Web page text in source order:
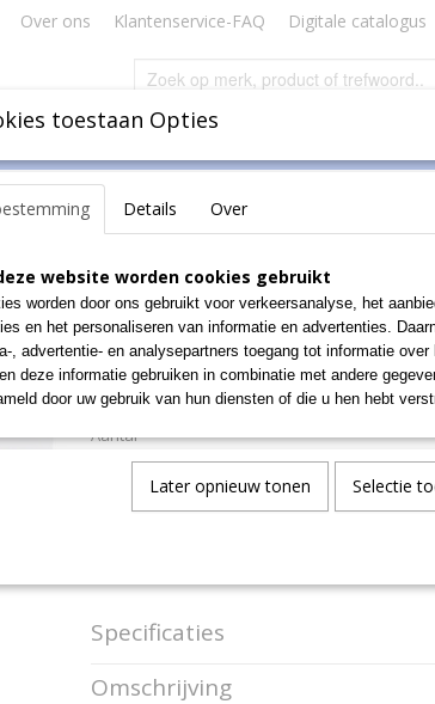
Over ons Klantenservice-FAQ Digitale catalogus
nitril small blauw doos van 100 stuks
Handschoenen
blauw doos van
€ 25,81
Aantal
Specificaties
Productcode
Omschrijving
toestaan Opties
Details Over
website worden cookies gebruikt
worden door ons gebruikt voor verkeersanalyse, het
en het personaliseren van informatie en advertenties.
, advertentie- en analysepartners toegang tot informatie
deze informatie gebruiken in combinatie met andere
door uw gebruik van hun diensten of die u hen hebt
Later opnieuw tonen Selectie